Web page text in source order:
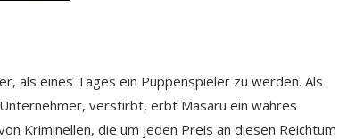
als eines Tages ein Puppenspieler zu werden. Als
verstirbt, erbt Masaru ein wahres
Kriminellen, die um jeden Preis an diesen Reichtum